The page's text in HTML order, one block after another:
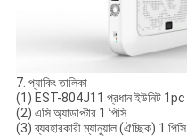
7. প্যাকিং তালিকা
(1) EST-804J11 প্রধান ইউনিট 1pc
(2) এসি অ্যাডাপ্টার 1 পিসি
(3) ব্যবহারকারী ম্যানুয়াল (ঐচ্ছিক) 1 পিসি